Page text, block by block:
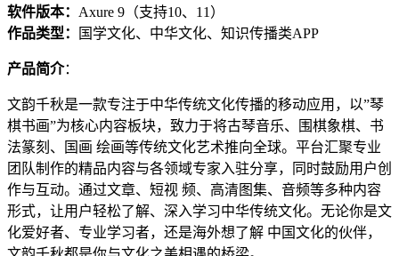
软件版本： Axure 9（支持10、11）
作品类型：
国学文化、中华文化、知识传播类APP
产品简介：
文韵千秋是一款专注于中华传统文化传播的移动应用，以”琴
棋书画”为核心内容板块，致力于将古琴音乐、围棋象棋、书
法篆刻、国画 绘画等传统文化艺术推向全球。平台汇聚专业
团队制作的精品内容与各领域专家入驻分享，同时鼓励用户创
作与互动。通过文章、短视 频、高清图集、音频等多种内容
形式，让用户轻松了解、深入学习中华传统文化。无论你是文
化爱好者、专业学习者，还是海外想了解 中国文化的伙伴，